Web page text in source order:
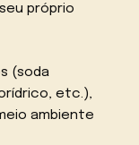
próprio
(soda
etc.),
ambiente